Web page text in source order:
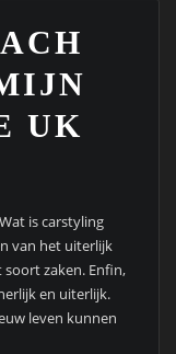
UK
is carstyling
van het uiterlijk
soort zaken. Enfin,
en uiterlijk.
leven kunnen